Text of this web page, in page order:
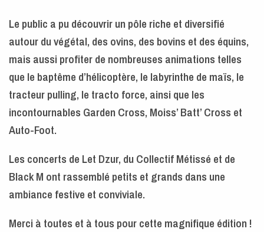
Le public a pu découvrir un pôle riche et diversifié
autour du végétal, des ovins, des bovins et des équins,
mais aussi profiter de nombreuses animations telles
que le baptême d’hélicoptère, le labyrinthe de maïs, le
tracteur pulling, le tracto force, ainsi que les
incontournables Garden Cross, Moiss’ Batt’ Cross et
Auto-Foot.
Les concerts de Let Dzur, du Collectif Métissé et de
Black M ont rassemblé petits et grands dans une
ambiance festive et conviviale.
Merci à toutes et à tous pour cette magnifique édition !